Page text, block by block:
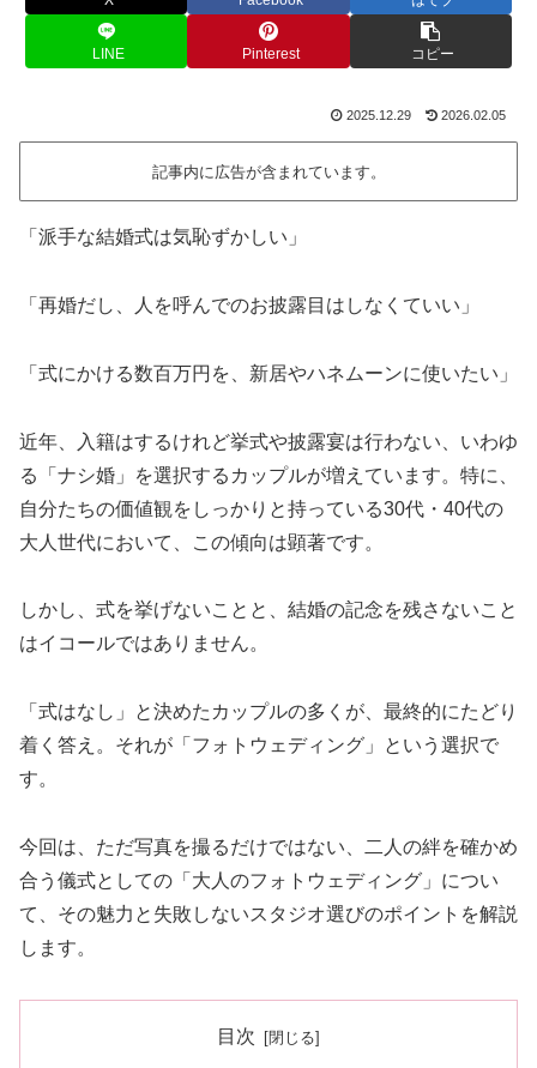
LINE Pinterest コピー
2025.12.29 2026.02.05
記事内に広告が含まれています。
「派手な結婚式は気恥ずかしい」
「再婚だし、人を呼んでのお披露目はしなくていい」
「式にかける数百万円を、新居やハネムーンに使いたい」
近年、入籍はするけれど挙式や披露宴は行わない、いわゆ
る「ナシ婚」を選択するカップルが増えています。特に、
自分たちの価値観をしっかりと持っている30代・40代の
大人世代において、この傾向は顕著です。
しかし、式を挙げないことと、結婚の記念を残さないこと
はイコールではありません。
「式はなし」と決めたカップルの多くが、最終的にたどり
着く答え。それが「フォトウェディング」という選択で
す。
今回は、ただ写真を撮るだけではない、二人の絆を確かめ
合う儀式としての「大人のフォトウェディング」につい
て、その魅力と失敗しないスタジオ選びのポイントを解説
します。
目次